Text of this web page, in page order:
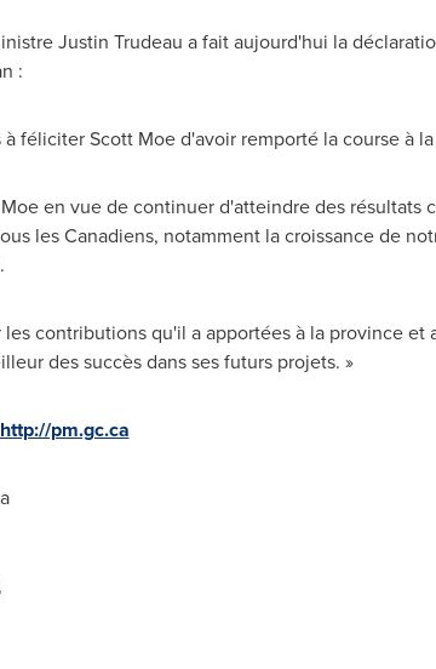
Justin Trudeau a fait aujourd'hui la
:
à féliciterScott Moed'avoir remporté la course à
en vue de continuer d'atteindre des résultats
les Canadiens, notamment la croissance de
les contributions qu'il a apportées à la province et
des succès dans ses futurs projets. »
http://pm.gc.ca